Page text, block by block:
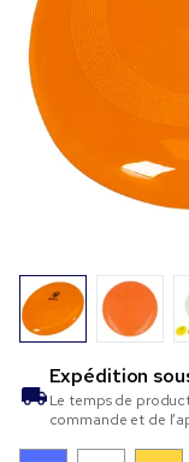
Expédition
Le temps de
commande et de